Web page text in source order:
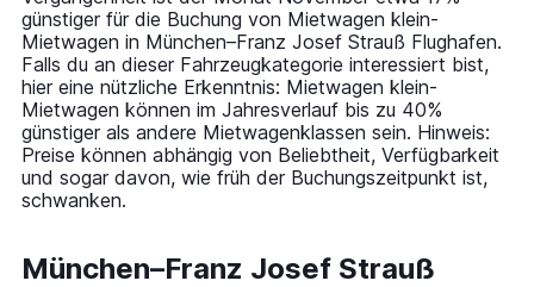
Range:
0
to
75.
günstiger für die Buchung von Mietwagen klein-
Mietwagen in München–Franz Josef Strauß Flughafen.
Falls du an dieser Fahrzeugkategorie interessiert bist,
hier eine nützliche Erkenntnis: Mietwagen klein-
Mietwagen können im Jahresverlauf bis zu 40%
günstiger als andere Mietwagenklassen sein. Hinweis:
Preise können abhängig von Beliebtheit, Verfügbarkeit
und sogar davon, wie früh der Buchungszeitpunkt ist,
schwanken.
München–Franz Josef Strauß